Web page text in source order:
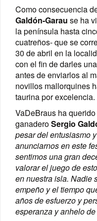
Como consecuencia
Galdón-Garau se ha
la península hasta
cuatreños- que se
30 de abril en la
con el fin de darles
antes de enviarlos al
novillos mallorquines
taurina por excelencia.
VaDeBraus ha
ganaderoSergio
pesar del entusiasmo
anunciarnos en este
sentimos una gran
valorar el juego de
en nuestra isla. Nadie
empeño y el tiempo
años de esfuerzo y
esperanza y anhelo